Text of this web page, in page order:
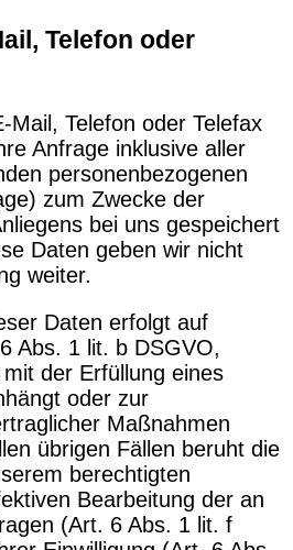
Telefon oder
Mail, Telefon oder Telefax
Anfrage inklusive aller
personenbezogenen
zum Zwecke der
bei uns gespeichert
Daten geben wir nicht
weiter.
Daten erfolgt auf
Abs. 1 lit. b DSGVO,
der Erfüllung eines
oder zur
Maßnahmen
übrigen Fällen beruht die
berechtigten
Bearbeitung der an
(Art. 6 Abs. 1 lit. f